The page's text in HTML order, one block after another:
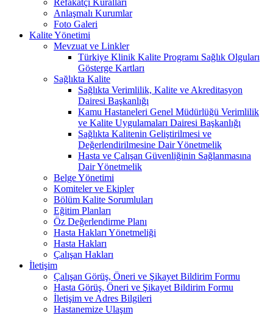
Anlaşmalı Kurumlar
Foto Galeri
Kalite Yönetimi
Mevzuat ve Linkler
Türkiye Klinik Kalite Programı Sağlık Olguları
Gösterge Kartları
Sağlıkta Kalite
Sağlıkta Verimlilik, Kalite ve Akreditasyon
Dairesi Başkanlığı
Kamu Hastaneleri Genel Müdürlüğü Verimlilik
ve Kalite Uygulamaları Dairesi Başkanlığı
Sağlıkta Kalitenin Geliştirilmesi ve
Değerlendirilmesine Dair Yönetmelik
Hasta ve Çalışan Güvenliğinin Sağlanmasına
Dair Yönetmelik
Belge Yönetimi
Komiteler ve Ekipler
Bölüm Kalite Sorumluları
Eğitim Planları
Öz Değerlendirme Planı
Hasta Hakları Yönetmeliği
Hasta Hakları
Çalışan Hakları
İletişim
Çalışan Görüş, Öneri ve Şikayet Bildirim Formu
Hasta Görüş, Öneri ve Şikayet Bildirim Formu
İletişim ve Adres Bilgileri
Hastanemize Ulaşım